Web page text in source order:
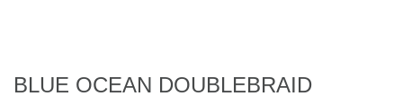
BLUE OCEAN DOUBLEBRAID